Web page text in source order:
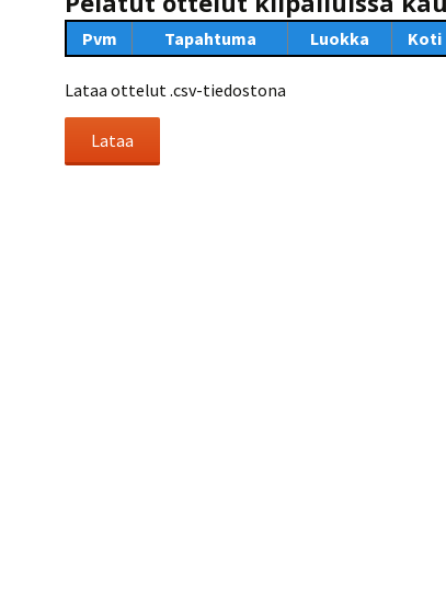
Pvm Tapahtuma Luokka Koti
Lataa ottelut .csv-tiedostona